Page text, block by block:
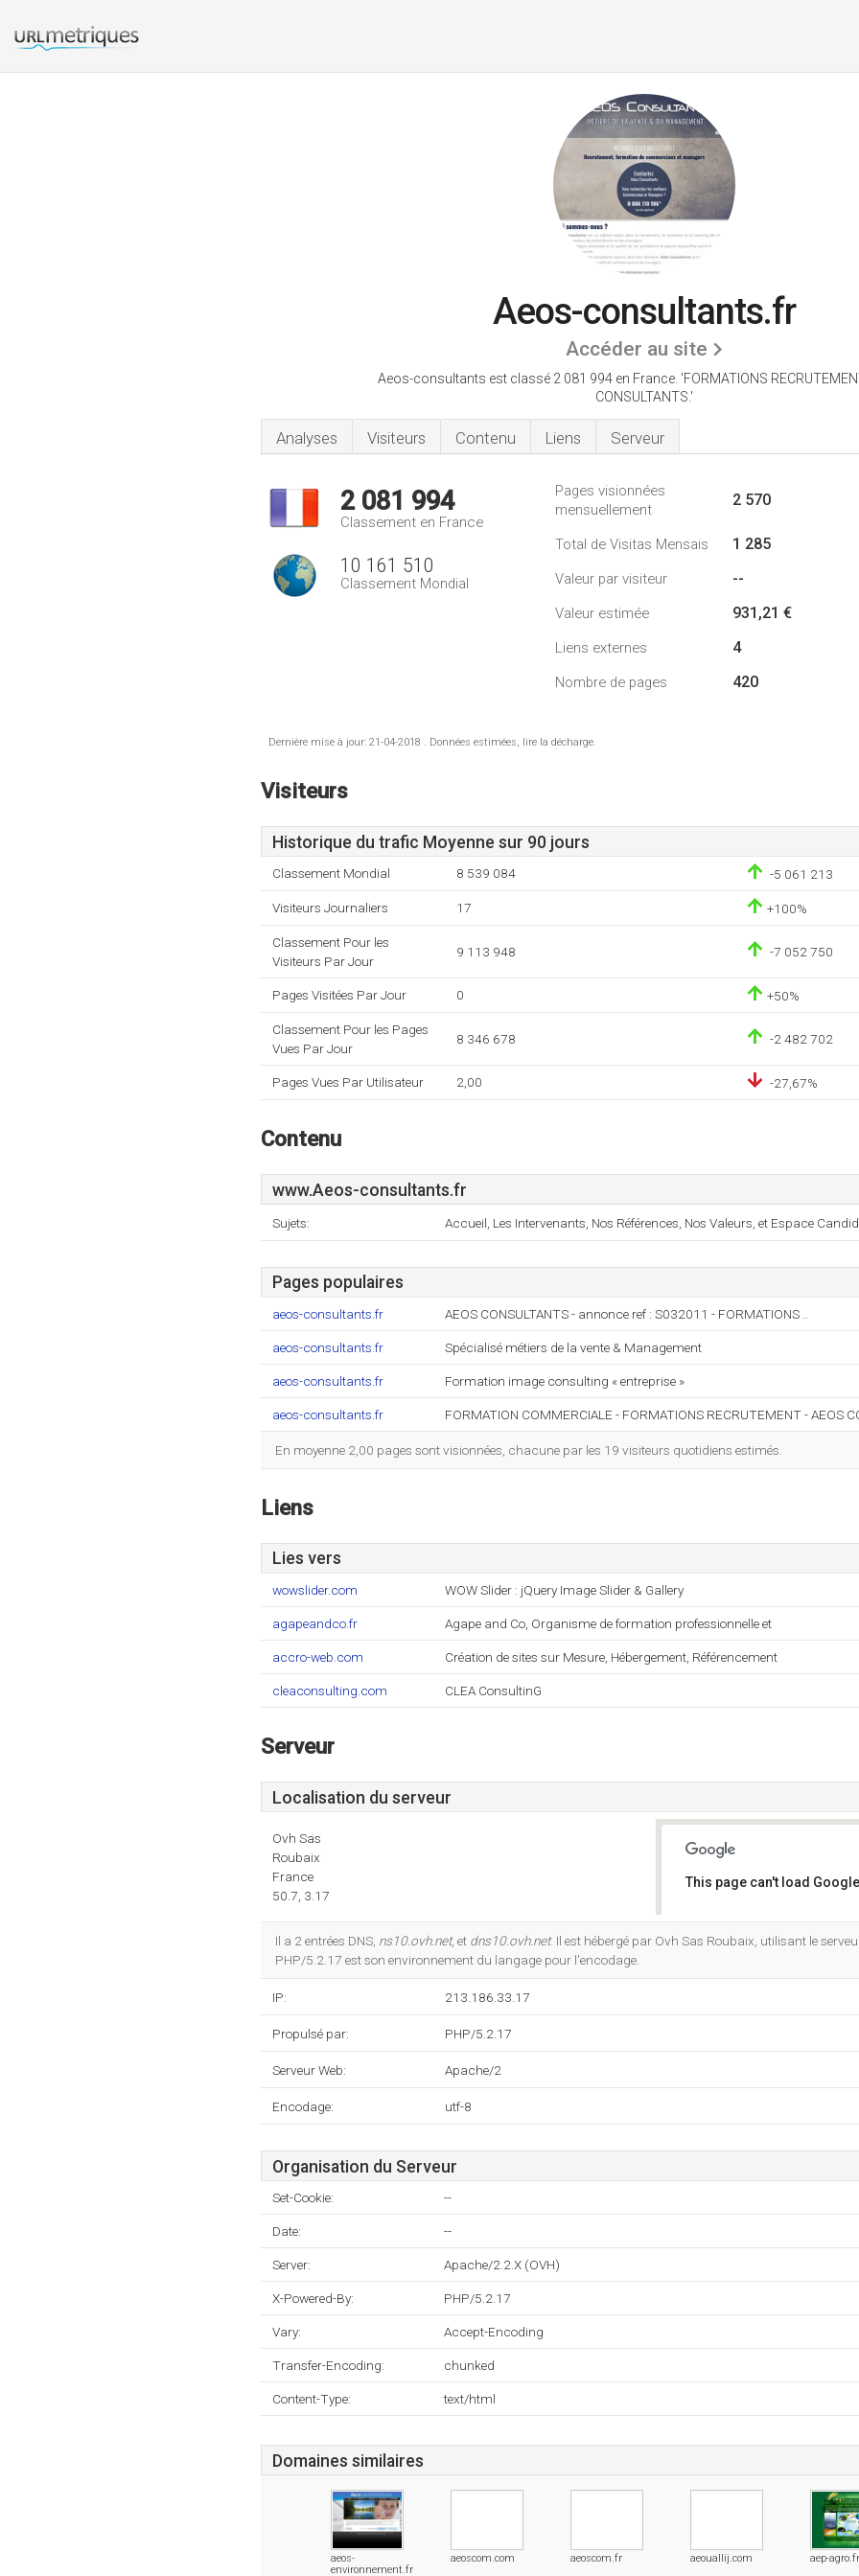
Aeos-consultants.fr
Accéder au site
Aeos-consultants est classé 2 081 994 en France. 'FORMATIONS
CONSULTANTS.'
Analyses Visiteurs Contenu Liens Serveur
2 081 994
Classement en France
10 161 510
Classement Mondial
Pages visionnées
mensuellement
2 570
Total de Visitas Mensais 1 285
Valeur par visiteur --
Valeur estimée 931,21 €
Liens externes 4
Nombre de pages 420
Dernière mise à jour: 21-04-2018 . Données estimées, lire la décharge.
Visiteurs
Historique du trafic Moyenne sur 90 jours
Classement Mondial 8 539 084 -5 061 213
Visiteurs Journaliers 17 +100%
Classement Pour les
Visiteurs Par Jour
9 113 948 -7 052 750
Pages Visitées Par Jour 0 +50%
Classement Pour les Pages
Vues Par Jour
8 346 678 -2 482 702
Pages Vues Par Utilisateur 2,00 -27,67%
Contenu
www.Aeos-consultants.fr
Sujets: Accueil, Les Intervenants, Nos Références, Nos Valeurs, et Espace
Pages populaires
aeos-consultants.fr AEOS CONSULTANTS - annonce ref : S032011 - FORMATIONS ..
aeos-consultants.fr Spécialisé métiers de la vente & Management
aeos-consultants.fr Formation image consulting « entreprise »
aeos-consultants.fr FORMATION COMMERCIALE - FORMATIONS RECRUTEMENT - AEOS
En moyenne 2,00 pages sont visionnées, chacune par les 19 visiteurs quotidiens estimés.
Liens
Lies vers
wowslider.com WOW Slider : jQuery Image Slider & Gallery
agapeandco.fr Agape and Co, Organisme de formation professionnelle et
accro-web.com Création de sites sur Mesure, Hébergement, Référencement
cleaconsulting.com CLEA ConsultinG
Serveur
Localisation du serveur
Ovh Sas
Roubaix
France
50.7, 3.17
This page can't load
Il a 2 entrées DNS, ns10.ovh.net, et dns10.ovh.net. Il est hébergé par Ovh Sas Roubaix, utilisant le
PHP/5.2.17 est son environnement du langage pour l'encodage.
IP: 213.186.33.17
Propulsé par: PHP/5.2.17
Serveur Web: Apache/2
Encodage: utf-8
Organisation du Serveur
Set-Cookie: --
Date: --
Server: Apache/2.2.X (OVH)
X-Powered-By: PHP/5.2.17
Vary: Accept-Encoding
Transfer-Encoding: chunked
Content-Type: text/html
Domaines similaires
aeos-
environnement.fr
aeoscom.com aeoscom.fr aeouallij.com aep-agro.fr